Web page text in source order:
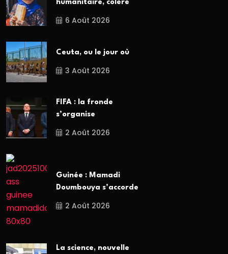
humanitaire, colère
6 Août 2026
Ceuta, ou le jour où
3 Août 2026
FIFA : la fronde
s’organise
2 Août 2026
Guinée : Mamadi
Doumbouya s’accorde
2 Août 2026
La science, nouvelle